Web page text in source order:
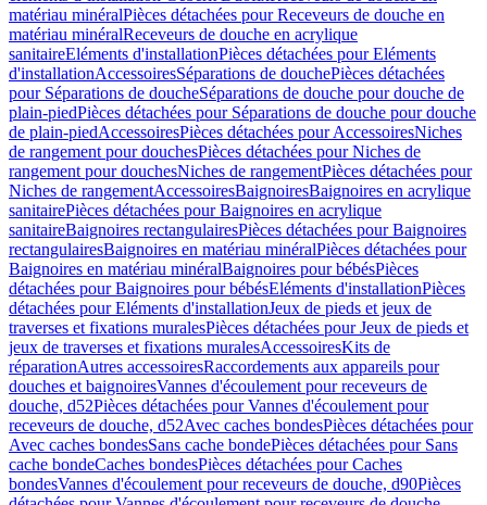
matériau minéralPièces détachées pour Receveurs de douche en
matériau minéralReceveurs de douche en acrylique
sanitaireEléments d'installationPièces détachées pour Eléments
d'installationAccessoiresSéparations de douchePièces détachées
pour Séparations de doucheSéparations de douche pour douche de
plain-piedPièces détachées pour Séparations de douche pour douche
de plain-piedAccessoiresPièces détachées pour AccessoiresNiches
de rangement pour douchesPièces détachées pour Niches de
rangement pour douchesNiches de rangementPièces détachées pour
Niches de rangementAccessoiresBaignoiresBaignoires en acrylique
sanitairePièces détachées pour Baignoires en acrylique
sanitaireBaignoires rectangulairesPièces détachées pour Baignoires
rectangulairesBaignoires en matériau minéralPièces détachées pour
Baignoires en matériau minéralBaignoires pour bébésPièces
détachées pour Baignoires pour bébésEléments d'installationPièces
détachées pour Eléments d'installationJeux de pieds et jeux de
traverses et fixations muralesPièces détachées pour Jeux de pieds et
jeux de traverses et fixations muralesAccessoiresKits de
réparationAutres accessoiresRaccordements aux appareils pour
douches et baignoiresVannes d'écoulement pour receveurs de
douche, d52Pièces détachées pour Vannes d'écoulement pour
receveurs de douche, d52Avec caches bondesPièces détachées pour
Avec caches bondesSans cache bondePièces détachées pour Sans
cache bondeCaches bondesPièces détachées pour Caches
bondesVannes d'écoulement pour receveurs de douche, d90Pièces